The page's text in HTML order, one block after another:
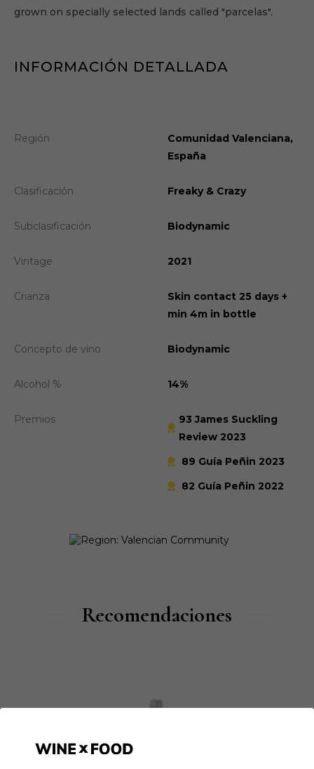
grown on specially selected lands called "parcelas".
INFORMACIÓN DETALLADA
Región
Comunidad Valenciana,
España
Clasificación Freaky & Crazy
Subclasificación Biodynamic
Vintage 2021
Crianza
Skin contact 25 days +
min 4m in bottle
Concepto de vino Biodynamic
Alcohol % 14%
Premios
93 James Suckling
Review 2023
89 Guía Peñin 2023
82 Guía Peñin 2022
Recomendaciones